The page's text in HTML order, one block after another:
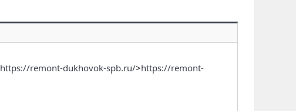
https://remont-dukhovok-spb.ru/>https://remont-